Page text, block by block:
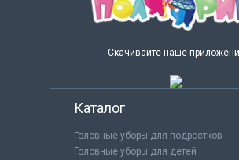
Скачивайте наше
Каталог
Головные уборы для подростков
Головные уборы для детей